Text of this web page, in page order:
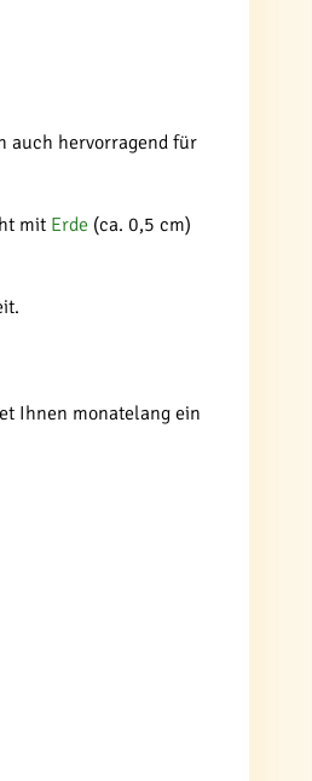
auch hervorragend für
mit Erde (ca. 0,5 cm)
Ihnen monatelang ein